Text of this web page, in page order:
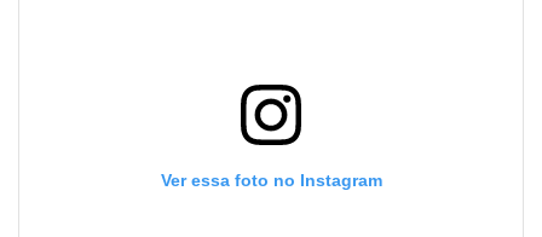
Ver essa foto no Instagram